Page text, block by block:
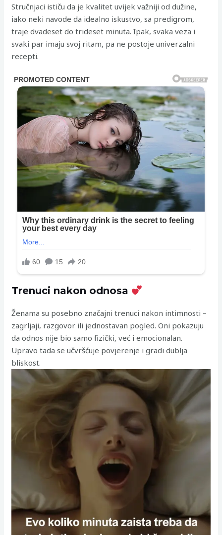
Stručnjaci ističu da je kvalitet uvijek važniji od dužine,
iako neki navode da idealno iskustvo, sa predigrom,
traje dvadeset do trideset minuta. Ipak, svaka veza i
svaki par imaju svoj ritam, pa ne postoje univerzalni
recepti.
Trenuci nakon odnosa
Ženama su posebno značajni trenuci nakon intimnosti –
zagrljaji, razgovor ili jednostavan pogled. Oni pokazuju
da odnos nije bio samo fizički, već i emocionalan.
Upravo tada se učvršćuje povjerenje i gradi dublja
bliskost.